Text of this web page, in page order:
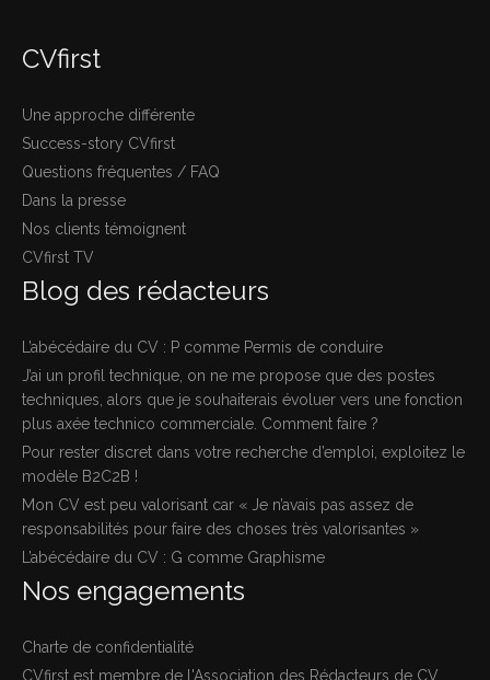
CVfirst
Une approche différente
Success-story CVfirst
Questions fréquentes / FAQ
Dans la presse
Nos clients témoignent
CVfirst TV
Blog des rédacteurs
L’abécédaire du CV : P comme Permis de conduire
J’ai un profil technique, on ne me propose que des postes
techniques, alors que je souhaiterais évoluer vers une fonction
plus axée technico commerciale. Comment faire ?
Pour rester discret dans votre recherche d’emploi, exploitez le
modèle B2C2B !
Mon CV est peu valorisant car « Je n’avais pas assez de
responsabilités pour faire des choses très valorisantes »
L’abécédaire du CV : G comme Graphisme
Nos engagements
Charte de confidentialité
CVfirst est membre de l'Association des Rédacteurs de CV